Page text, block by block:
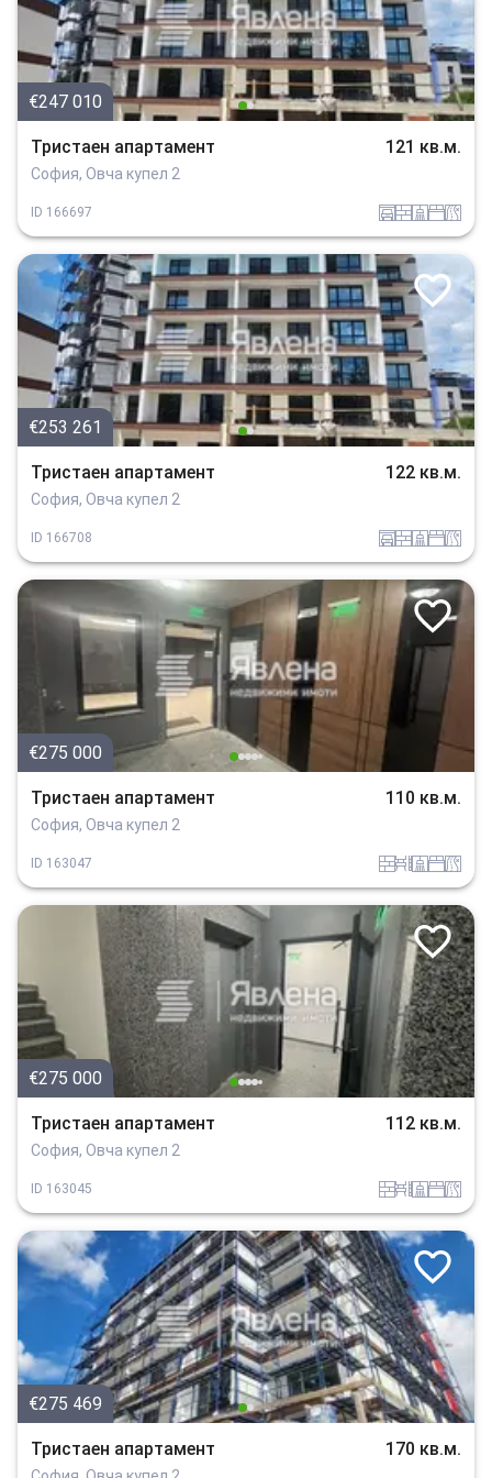
€247 010
Тристаен апартамент 121 кв.м.
София, Овча купел 2
ID 166697 garajtuhla sanitarno_pomeshtenie spalniav_blizost_do_asfaltiran_put
€253 261
Тристаен апартамент 122 кв.м.
София, Овча купел 2
ID 166708 garajtuhla sanitarno_pomeshtenie spalniav_blizost_do_asfaltiran_put
€275 000
Тристаен апартамент 110 кв.м.
София, Овча купел 2
ID 163047 tuhlaobzavejdne_0 sanitarno_pomeshtenie spalniav_blizost_do_asfaltiran_put
€275 000
Тристаен апартамент 112 кв.м.
София, Овча купел 2
ID 163045 tuhlaobzavejdne_0 sanitarno_pomeshtenie spalniav_blizost_do_asfaltiran_put
€275 469
Тристаен апартамент 170 кв.м.